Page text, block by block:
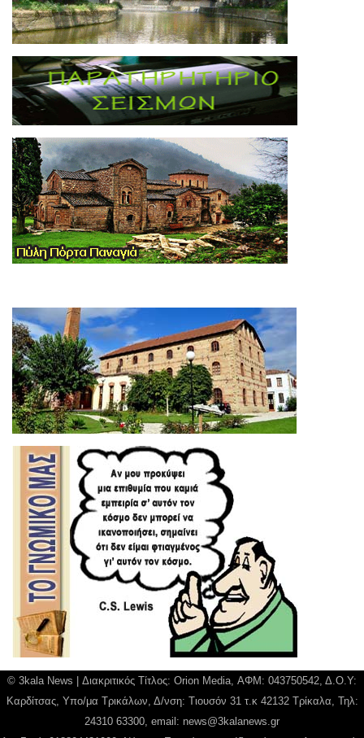
© 3kala News | Διακριτικός Τίτλος: Orion Media, ΑΦΜ: 043750542, Δ.Ο.Υ:
Καρδίτσας, Υπο/μα Τρικάλων, Δ/νση: Τιουσόν 31 τ.κ 42132 Τρίκαλα, Τηλ:
24310 63300, email: news@3kalanews.gr